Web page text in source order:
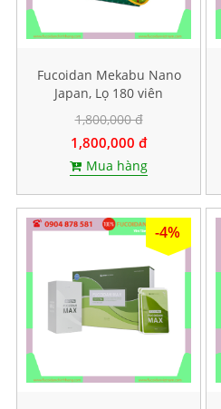
Fucoidan Mekabu Nano
Japan, Lọ 180 viên
1,800,000 đ
1,800,000 đ
Mua hàng
-4%